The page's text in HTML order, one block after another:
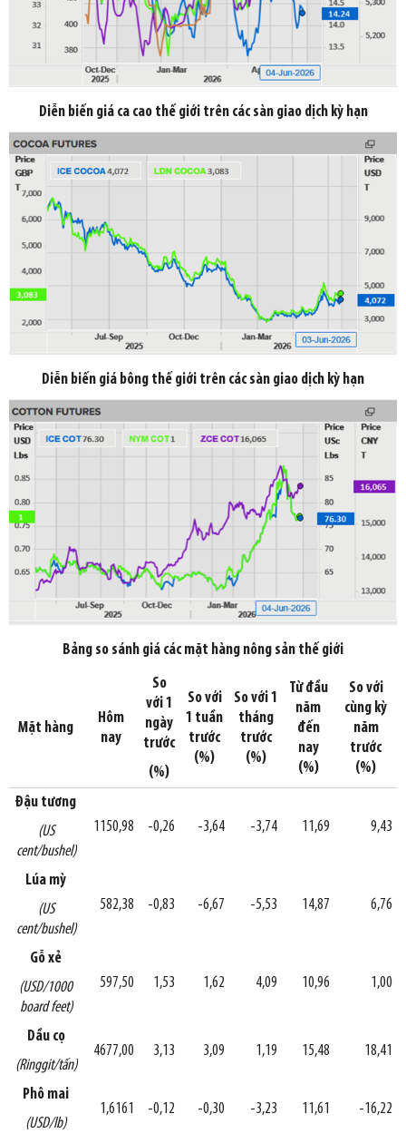
Diễn biến giá ca cao thế giới trên các sàn giao dịch kỳ hạn
Diễn biến giá bông thế giới trên các sàn giao dịch kỳ hạn
Bảng so sánh giá các mặt hàng nông sản thế giới
Mặt hàng
Hôm
nay
So
với 1
ngày
trước
(%)
So với
1 tuần
trước
(%)
So với 1
tháng
trước
(%)
Từ đầu
năm
đến
nay
(%)
So với
cùng kỳ
năm
trước
(%)
Đậu tương
(US
cent/bushel)
1150,98 -0,26 -3,64 -3,74 11,69 9,43
Lúa mỳ
(US
cent/bushel)
582,38 -0,83 -6,67 -5,53 14,87 6,76
Gỗ xẻ
(USD/1000
board feet)
597,50 1,53 1,62 4,09 10,96 1,00
Dầu cọ
(Ringgit/tấn)
4677,00 3,13 3,09 1,19 15,48 18,41
Phô mai
(USD/lb)
1,6161 -0,12 -0,30 -3,23 11,61 -16,22